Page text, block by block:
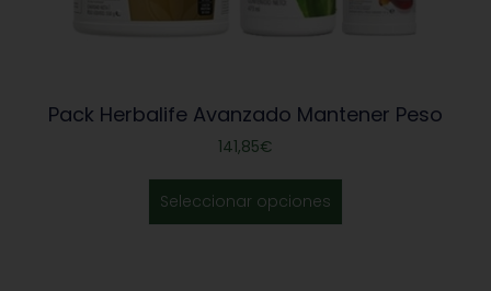
Pack Herbalife Avanzado Mantener Peso
141,85€
Seleccionar opciones